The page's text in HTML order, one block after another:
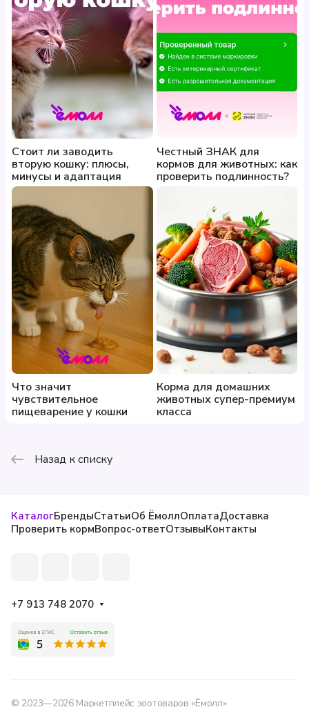
Стоит ли заводить
вторую кошку: плюсы,
минусы и адаптация
Честный ЗНАК для
кормов для животных: как
проверить подлинность?
Что значит
чувствительное
пищеварение у кошки
Корма для домашних
животных супер-премиум
класса
Назад к списку
КаталогБрендыСтатьиОб ЁмоллОплатаДоставка
Проверить кормВопрос-ответОтзывыКонтакты
+7 913 748 2070
© 2023—2026 Маркетплейс зоотоваров «Ёмолл»